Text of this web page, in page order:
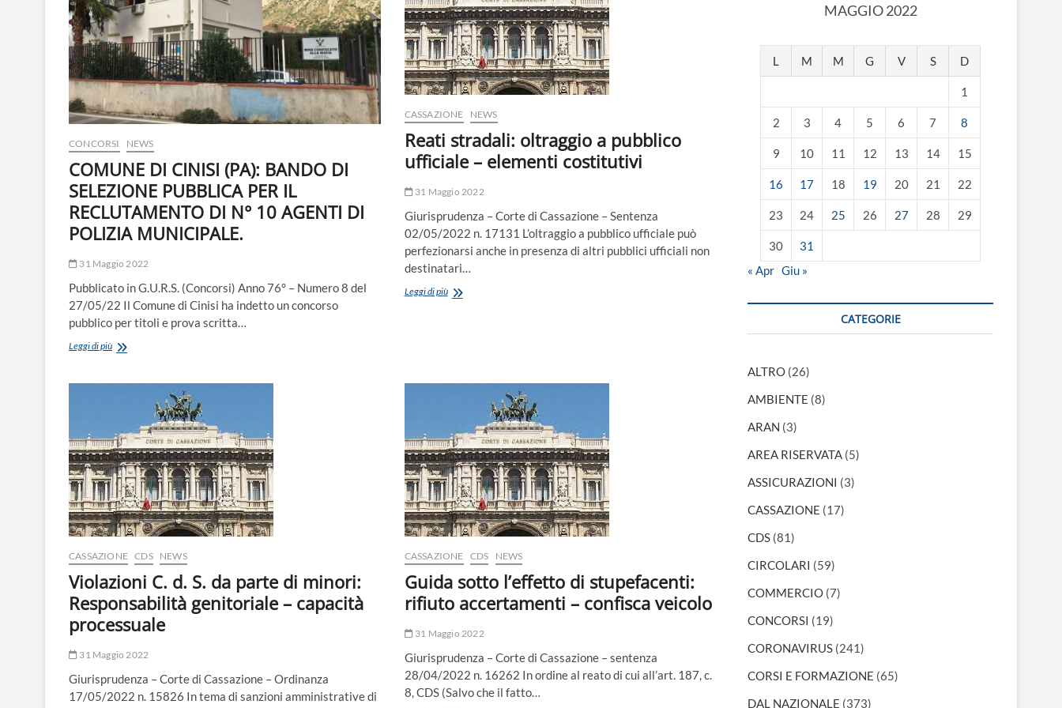
CONCORSI NEWS
COMUNE DI CINISI (PA): BANDO DI
SELEZIONE PUBBLICA PER IL
RECLUTAMENTO DI N° 10 AGENTI DI
POLIZIA MUNICIPALE.
31 Maggio 2022
Pubblicato in G.U.R.S. (Concorsi) Anno 76° – Numero 8 del
27/05/22 Il Comune di Cinisi ha indetto un concorso
pubblico per titoli e prova scritta…
Leggi di piùCOMUNE
SELEZIONE
PUBBLICA
PER
IL
RECLUTAMENTO
DI
N°
10
AGENTI
POLIZIA
MUNICIPALE.
CASSAZIONE NEWS
Reati stradali: oltraggio a pubblico
ufficiale – elementi costitutivi
31 Maggio 2022
Giurisprudenza – Corte di Cassazione – Sentenza
02/05/2022 n. 17131 L’oltraggio a pubblico ufficiale può
perfezionarsi anche in presenza di altri pubblici ufficiali non
destinatari…
Leggi di piùReati
CASSAZIONE CDS NEWS
Violazioni C. d. S. da parte di minori:
Responsabilità genitoriale – capacità
processuale
31 Maggio 2022
Giurisprudenza – Corte di Cassazione – Ordinanza
17/05/2022 n. 15826 In tema di sanzioni amministrative di
CASSAZIONE CDS NEWS
Guida sotto l’effetto di stupefacenti:
rifiuto accertamenti – confisca veicolo
31 Maggio 2022
Giurisprudenza – Corte di Cassazione – sentenza
28/04/2022 n. 16262 In ordine al reato di cui all’art. 187, c.
8, CDS (Salvo che il fatto…
MAGGIO 2022
L M M G V S D
1
2 3 4 5 6 7 8
9 10 11 12 13 14 15
16 17 18 19 20 21 22
23 24 25 26 27 28 29
30
31
« Apr Giu »
CATEGORIE
ALTRO (26)
AMBIENTE (8)
ARAN (3)
AREA RISERVATA (5)
ASSICURAZIONI (3)
CASSAZIONE (17)
CDS (81)
CIRCOLARI (59)
COMMERCIO (7)
CONCORSI (19)
CORONAVIRUS (241)
CORSI E FORMAZIONE (65)
DAL NAZIONALE (373)